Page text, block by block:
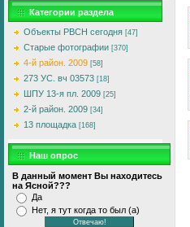
Категории раздела
Объекты РВСН сегодня [47]
Старые фотографии [370]
4-й район. 2009 [58]
273 УС. вч 03573 [18]
ШПУ 13-я пл. 2009 [25]
2-й район. 2009 [34]
13 площадка [168]
Наш опрос
В данный момент Вы находитесь
на Ясной???
Да
Нет, я тут когда то был (а)